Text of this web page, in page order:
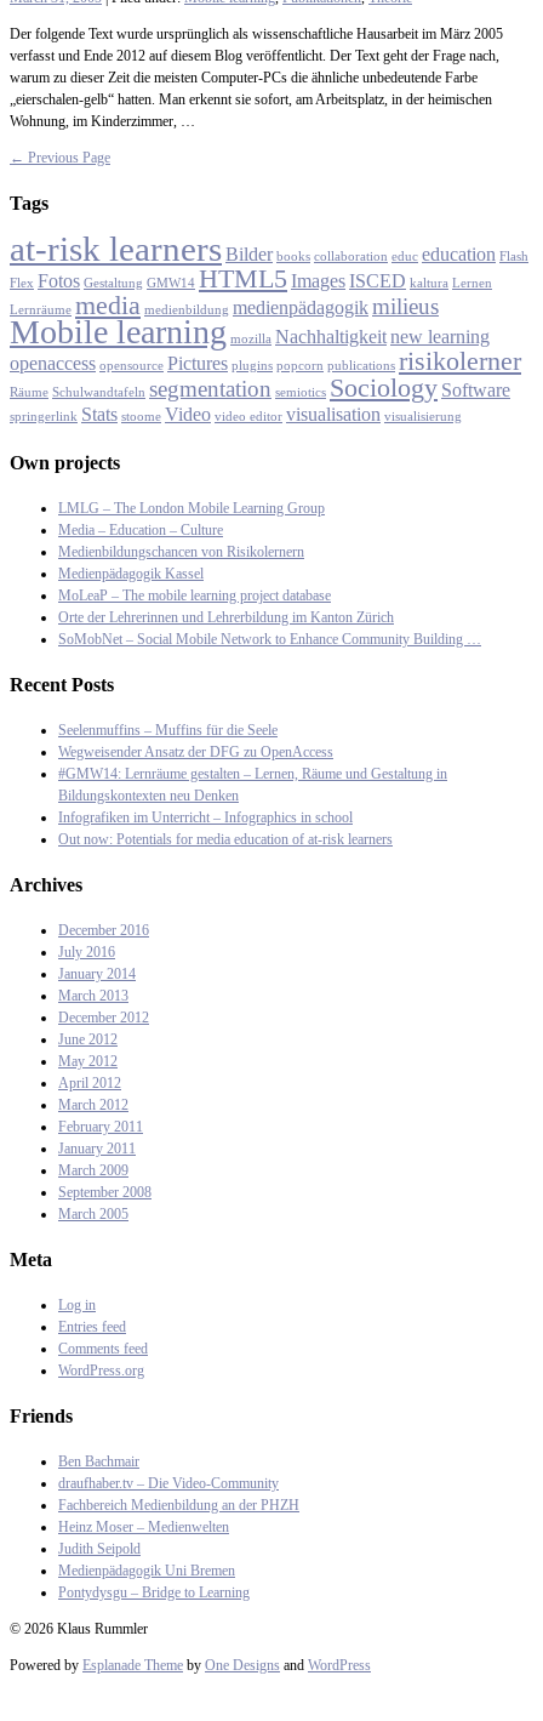
Der folgende Text wurde ursprünglich als wissenschaftliche Hausarbeit im März 2005
verfasst und Ende 2012 auf diesem Blog veröffentlicht. Der Text geht der Frage nach,
warum zu dieser Zeit die meisten Computer-PCs die ähnliche unbedeutende Farbe
„eierschalen-gelb“ hatten. Man erkennt sie sofort, am Arbeitsplatz, in der heimischen
Wohnung, im Kinderzimmer, …
← Previous Page
Tags
at-risk learnersBilder books collaboration educ education Flash
Flex Fotos Gestaltung GMW14 HTML5 ImagesISCED kaltura Lernen
Lernräume media medienbildung medienpädagogikmilieus
Mobile learning mozilla Nachhaltigkeitnew learning
openaccess opensource Pictures plugins popcorn publications risikolerner
Räume Schulwandtafeln segmentation semiotics Sociology Software
springerlink Stats stoome Video video editor visualisation visualisierung
Own projects
LMLG – The London Mobile Learning Group
Media – Education – Culture
Medienbildungschancen von Risikolernern
Medienpädagogik Kassel
MoLeaP – The mobile learning project database
Orte der Lehrerinnen und Lehrerbildung im Kanton Zürich
SoMobNet – Social Mobile Network to Enhance Community Building …
Recent Posts
Seelenmuffins – Muffins für die Seele
Wegweisender Ansatz der DFG zu OpenAccess
#GMW14: Lernräume gestalten – Lernen, Räume und Gestaltung in
Bildungskontexten neu Denken
Infografiken im Unterricht – Infographics in school
Out now: Potentials for media education of at-risk learners
Archives
December 2016
July 2016
January 2014
March 2013
December 2012
June 2012
May 2012
April 2012
March 2012
February 2011
January 2011
March 2009
September 2008
March 2005
Meta
Log in
Entries feed
Comments feed
WordPress.org
Friends
Ben Bachmair
draufhaber.tv – Die Video-Community
Fachbereich Medienbildung an der PHZH
Heinz Moser – Medienwelten
Judith Seipold
Medienpädagogik Uni Bremen
Pontydysgu – Bridge to Learning
© 2026 Klaus Rummler
Powered by Esplanade Theme by One Designs and WordPress